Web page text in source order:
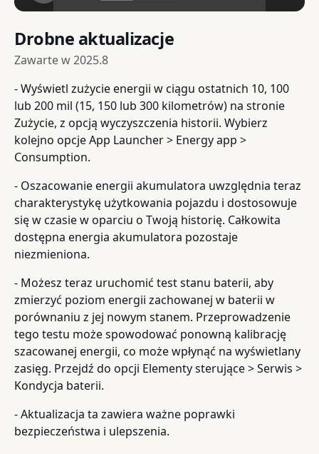
Drobne aktualizacje
Zawarte w2025.8
- Wyświetl zużycie energii w ciągu ostatnich 10, 100
lub 200 mil (15, 150 lub 300 kilometrów) na stronie
Zużycie, z opcją wyczyszczenia historii. Wybierz
kolejno opcje App Launcher > Energy app >
Consumption.
- Oszacowanie energii akumulatora uwzględnia teraz
charakterystykę użytkowania pojazdu i dostosowuje
się w czasie w oparciu o Twoją historię. Całkowita
dostępna energia akumulatora pozostaje
niezmieniona.
- Możesz teraz uruchomić test stanu baterii, aby
zmierzyć poziom energii zachowanej w baterii w
porównaniu z jej nowym stanem. Przeprowadzenie
tego testu może spowodować ponowną kalibrację
szacowanej energii, co może wpłynąć na wyświetlany
zasięg. Przejdź do opcji Elementy sterujące > Serwis >
Kondycja baterii.
- Aktualizacja ta zawiera ważne poprawki
bezpieczeństwa i ulepszenia.